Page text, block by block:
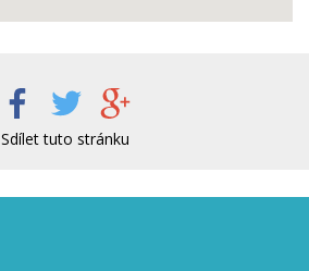
Sdílet tuto stránku